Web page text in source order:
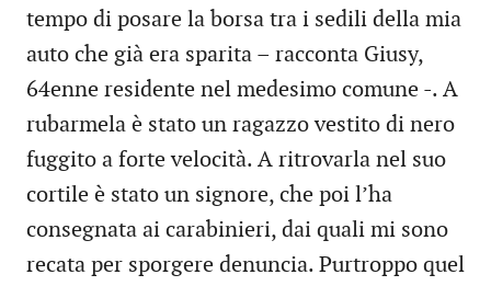
tempo di posare la borsa tra i sedili della mia
auto che già era sparita – racconta Giusy,
64enne residente nel medesimo comune -. A
rubarmela è stato un ragazzo vestito di nero
fuggito a forte velocità. A ritrovarla nel suo
cortile è stato un signore, che poi l’ha
consegnata ai carabinieri, dai quali mi sono
recata per sporgere denuncia. Purtroppo quel